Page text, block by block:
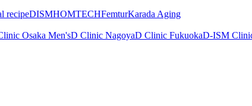
recipeDISMHOMTECHFemturKarada Aging
Osaka Men'sD Clinic NagoyaD Clinic FukuokaD-ISM